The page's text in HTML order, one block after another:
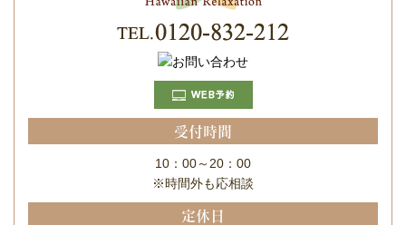
受付時間
10：00～20：00
※時間外も応相談
定休日